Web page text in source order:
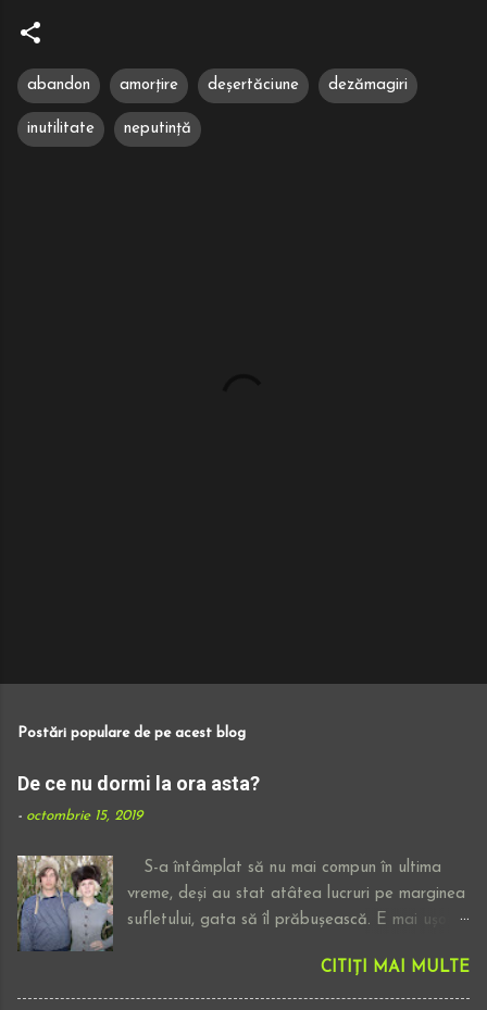
abandon amorțire deșertăciune dezămagiri
inutilitate neputință
Postări populare de pe acest blog
De ce nu dormi la ora asta?
- octombrie 15, 2019
S-a întâmplat să nu mai compun în ultima
vreme, deși au stat atâtea lucruri pe marginea
sufletului, gata să îl prăbușească. E mai ușor
superficială ori cum ai dori să o numești,
lăsându-mi gândurile să zboare decât să iau
CITIȚI MAI MULTE